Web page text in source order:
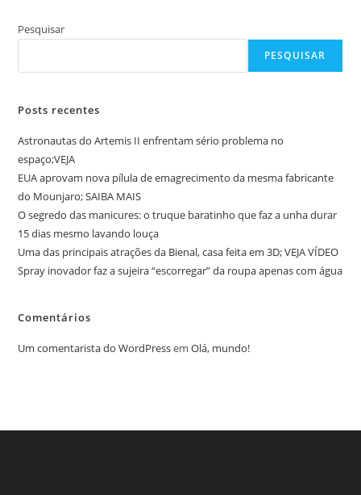
Pesquisar
PESQUISAR
Posts recentes
Astronautas do Artemis II enfrentam sério problema no
espaço;VEJA
EUA aprovam nova pílula de emagrecimento da mesma fabricante
do Mounjaro; SAIBA MAIS
O segredo das manicures: o truque baratinho que faz a unha durar
15 dias mesmo lavando louça
Uma das principais atrações da Bienal, casa feita em 3D; VEJA VÍDEO
Spray inovador faz a sujeira “escorregar” da roupa apenas com água
Comentários
Um comentarista do WordPressemOlá, mundo!